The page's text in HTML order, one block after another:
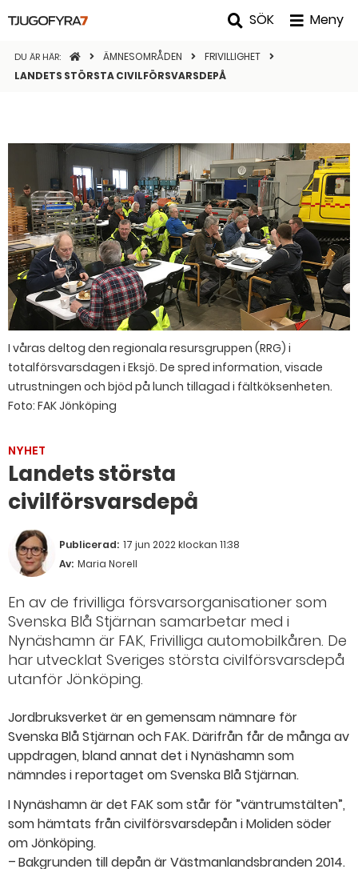
SÖK Meny
DU ÄR HÄR: STARTSIDANÄMNESOMRÅDEN
FRIVILLIGHET
LANDETS STÖRSTA CIVILFÖRSVARSDEPÅ
I våras deltog den regionala resursgruppen (RRG) i
totalförsvarsdagen i Eksjö. De spred information, visade
utrustningen och bjöd på lunch tillagad i fältköksenheten.
Foto: FAK Jönköping
NYHET
Landets största
civilförsvarsdepå
Publicerad: 17 jun 2022 klockan 11:38
Av: Maria Norell
En av de frivilliga försvarsorganisationer som
Svenska Blå Stjärnan samarbetar med i
Nynäshamn är FAK, Frivilliga automobilkåren. De
har utvecklat Sveriges största civilförsvarsdepå
utanför Jönköping.
Jordbruksverket är en gemensam nämnare för
Svenska Blå Stjärnan och FAK. Därifrån får de många av
uppdragen, bland annat det i Nynäshamn som
nämndes i reportaget om Svenska Blå Stjärnan.
I Nynäshamn är det FAK som står för ”väntrumstälten”,
som hämtats från civilförsvarsdepån i Moliden söder
om Jönköping.
– Bakgrunden till depån är Västmanlandsbranden 2014.